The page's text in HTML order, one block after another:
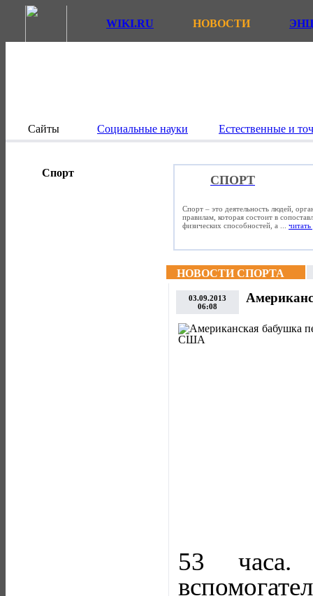
WIKI.RU НОВОСТИ
Сайты Социальные науки Естественные и
Спорт
СПОРТ
Спорт – это деятельность людей,
правилам, которая состоит в
физических способностей, а ... читать
НОВОСТИ СПОРТА
03.09.2013
06:08
53 часа.